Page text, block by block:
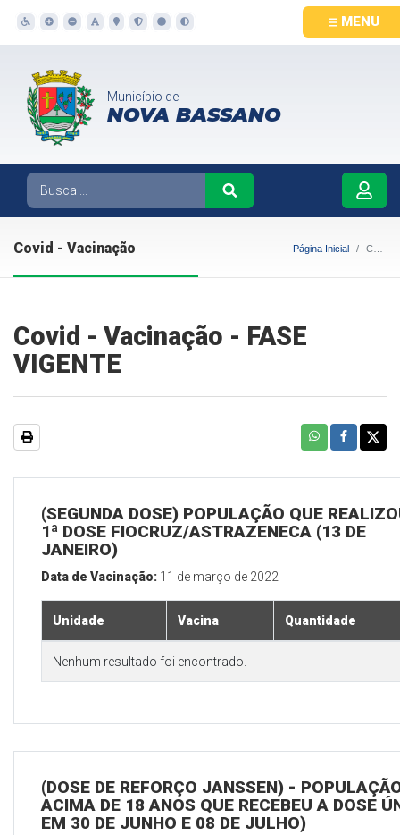
MENU
Município de
NOVA BASSANO
Covid - Vacinação Página Inicial Covid - Vacinação
Covid - Vacinação - FASE
VIGENTE
(SEGUNDA DOSE) POPULAÇÃO QUE
1ª DOSE FIOCRUZ/ASTRAZENECA (13 DE
JANEIRO)
Data de Vacinação: 11 de março de 2022
Unidade Vacina Quantidade
Nenhum resultado foi encontrado.
(DOSE DE REFORÇO JANSSEN) -
ACIMA DE 18 ANOS QUE RECEBEU A DOSE
EM 30 DE JUNHO E 08 DE JULHO)